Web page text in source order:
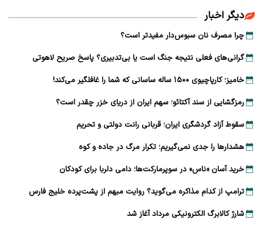
دیگر اخبار
چرا مصرف نان سبوس‌دار مفیدتر است؟
گرانی‌های فعلی نتیجه جنگ است یا بی‌تدبیری؟ پاسخ صریح لاهوتی
خامیز؛ کارپاچیوی ۱۵۰۰ ساله ساسانی که شما را غافلگیر می‌کند!
رمزگشایی از سند آکتائو؛ سهم ایران از دریای خزر چقدر است؟
سقوط آزاد گردشگری ایران؛ قربانی رانت دولتی و تحریم
هشدارها را جدی نمی‌گیریم؛ تکرار مرگ در جاده و کوه
خرید آسان «ناس» در سوپرمارکت‌ها؛ دامی دلربا برای کودکان
ترامپ از کدام مذاکره می‌گوید؟ روایت مبهم از پشت‌پرده خلیج فارس
شارژ کالابرگ الکترونیکی مرداد آغاز شد